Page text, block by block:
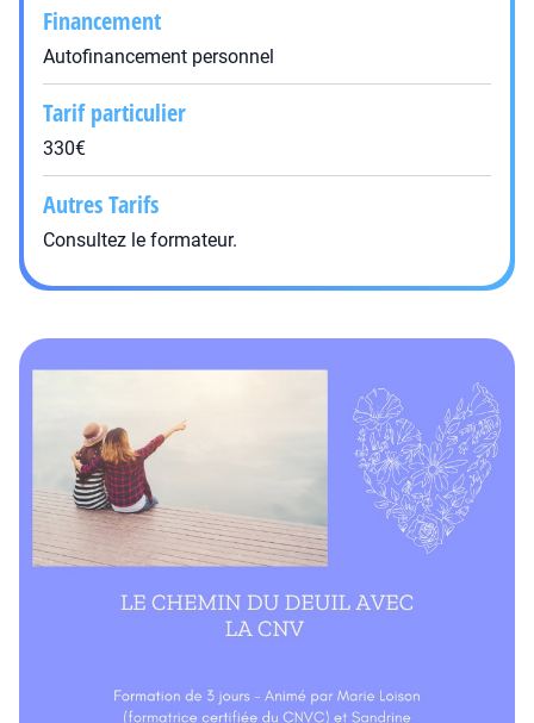
Financement
Autofinancement personnel
Tarif particulier
330€
Autres Tarifs
Consultez le formateur.